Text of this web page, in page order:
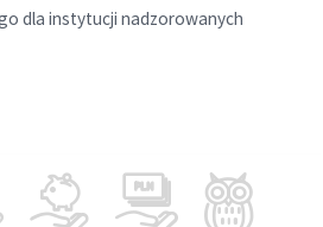
dla instytucji nadzorowanych